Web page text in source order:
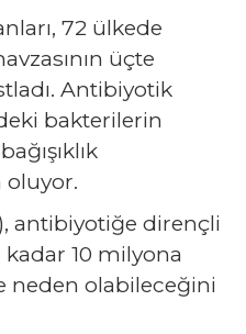
72 ülkede
üçte
Antibiyotik
bakterilerin
antibiyotiğe dirençli
kadar 10 milyona
neden olabileceğini